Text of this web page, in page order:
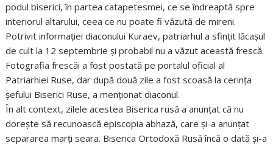
podul biserici, în partea catapetesmei, ce se îndreaptă spre
interiorul altarului, ceea ce nu poate fi văzută de mireni.
Potrivit informaţiei diaconului Kuraev, patriarhul a sfinţit lăcaşul
de cult la 12 septembrie şi probabil nu a văzut această frescă.
Fotografia frescăi a fost postată pe portalul oficial al
Patriarhiei Ruse, dar după două zile a fost scoasă la cerinţa
şefului Biserici Ruse, a menţionat diaconul.
În alt context, zilele acestea Biserica rusă a anunţat că nu
doreşte să recunoască episcopia abhază, care şi-a anunţat
separarea marţi seara. Biserica Ortodoxă Rusă încă o dată şi-a